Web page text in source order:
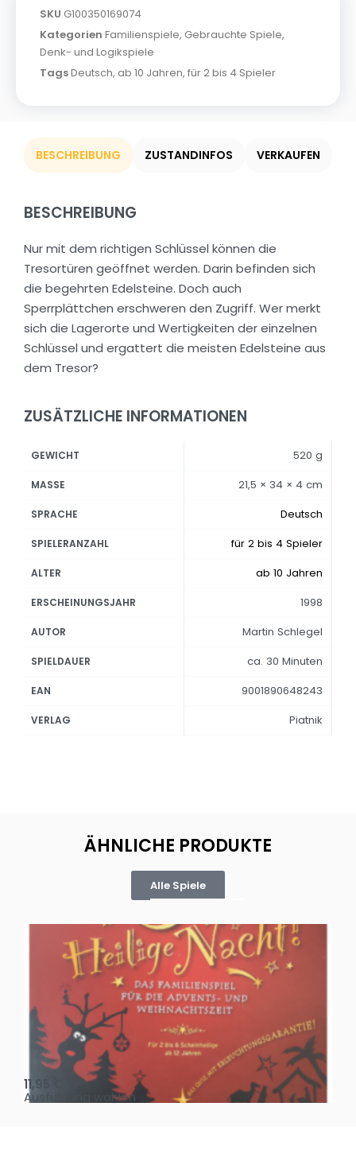
SKU G100350169074
Kategorien Familienspiele, Gebrauchte Spiele,
Denk- und Logikspiele
TagsDeutsch, ab 10 Jahren, für 2 bis 4 Spieler
BESCHREIBUNG ZUSTANDINFOS VERKAUFEN
BESCHREIBUNG
Nur mit dem richtigen Schlüssel können die
Tresortüren geöffnet werden. Darin befinden sich
die begehrten Edelsteine. Doch auch
Sperrplättchen erschweren den Zugriff. Wer merkt
sich die Lagerorte und Wertigkeiten der einzelnen
Schlüssel und ergattert die meisten Edelsteine aus
dem Tresor?
ZUSÄTZLICHE INFORMATIONEN
GEWICHT 520 g
MASSE 21,5 × 34 × 4 cm
SPRACHE Deutsch
SPIELERANZAHL für 2 bis 4 Spieler
ALTER ab 10 Jahren
ERSCHEINUNGSJAHR 1998
AUTOR Martin Schlegel
SPIELDAUER ca. 30 Minuten
EAN 9001890648243
VERLAG Piatnik
ÄHNLICHE PRODUKTE
Alle Spiele
Oh, heilige Nacht!
11,95
Ausführung wählen